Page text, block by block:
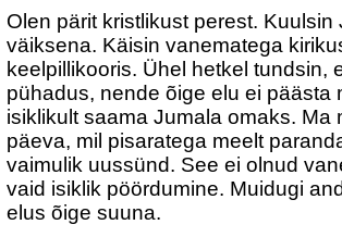
Olen pärit kristlikust perest.
väiksena. Käisin vanematega
keelpillikooris. Ühel hetkel tundsin,
pühadus, nende õige elu ei päästa
isiklikult saama Jumala omaks. Ma
päeva, mil pisaratega meelt
vaimulik uussünd. See ei olnud
vaid isiklik pöördumine. Muidugi
elus õige suuna.